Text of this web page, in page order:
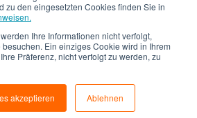
zu den eingesetzten Cookies finden Sie in
Ihre Informationen nicht verfolgt,
Ein einziges Cookie wird in Ihrem
Präferenz, nicht verfolgt zu werden, zu
akzeptieren Ablehnen